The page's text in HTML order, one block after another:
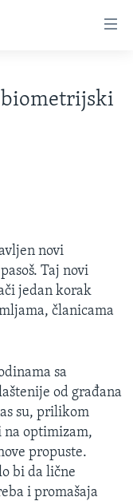
biometrijski
novi
Taj novi
jedan korak
članicama
sa
od građana
su, prilikom
na optimizam,
propuste.
bi da lične
i promašaja